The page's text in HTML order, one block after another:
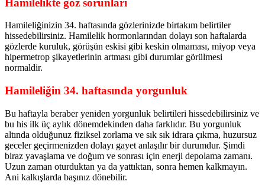
Hamileliğinizin 34. haftasında gözlerinizde birtakım belirtiler
hissedebilirsiniz. Hamilelik hormonlarından dolayı son haftalarda
gözlerde kuruluk, görüşün eskisi gibi keskin olmaması, miyop veya
hipermetrop şikayetlerinin artması gibi durumlar görülmesi
normaldir.
Hamileliğin 34. haftasında yorgunluk
Bu haftayla beraber yeniden yorgunluk belirtileri hissedebilirsiniz ve
bu his ilk üç aylık dönemdekinden daha farklıdır. Bu yorgunluk
altında olduğunuz fiziksel zorlama ve sık sık idrara çıkma, huzursuz
geceler geçirmenizden dolayı gayet anlaşılır bir durumdur. Şimdi
biraz yavaşlama ve doğum ve sonrası için enerji depolama zamanı.
Uzun zaman oturduktan ya da yattıktan, sonra hemen kalkmayın.
Ani kalkışlarda başınız dönebilir.